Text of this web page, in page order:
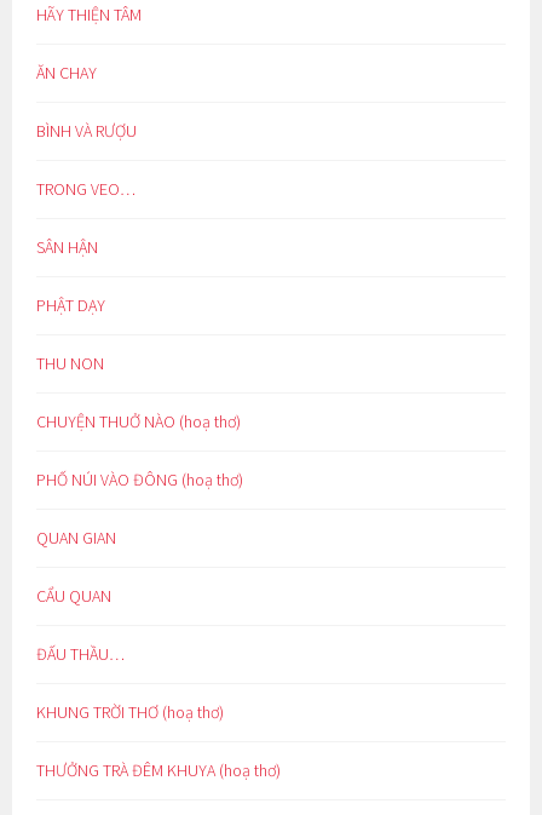
HÃY THIỆN TÂM
ĂN CHAY
BÌNH VÀ RƯỢU
TRONG VEO…
SÂN HẬN
PHẬT DẠY
THU NON
CHUYỆN THUỞ NÀO (hoạ thơ)
PHỐ NÚI VÀO ĐÔNG (hoạ thơ)
QUAN GIAN
CẨU QUAN
ĐẤU THẦU…
KHUNG TRỜI THƠ (hoạ thơ)
THƯỞNG TRÀ ĐÊM KHUYA (hoạ thơ)